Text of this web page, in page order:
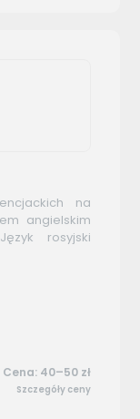
na
angielskim
rosyjski
Cena: 40–50 zł
Szczegóły ceny